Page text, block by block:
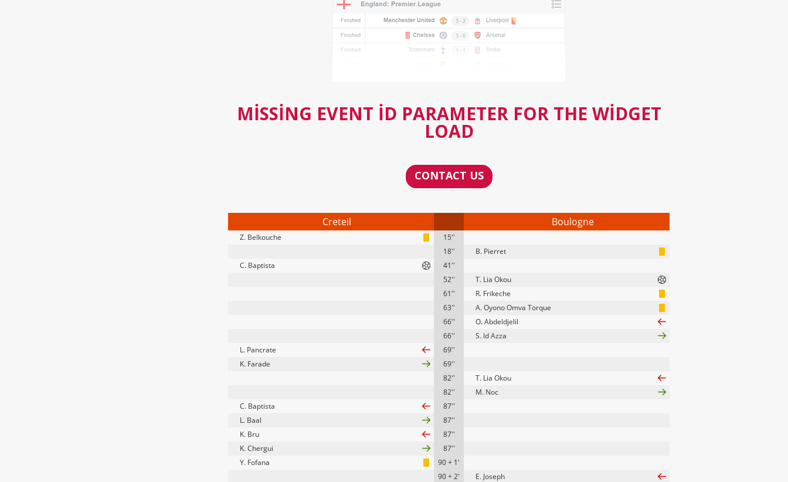
MISSING EVENT ID PARAMETER FOR THE WIDGET
LOAD
CONTACT US
Creteil Boulogne
Z. Belkouche
15''
18''
B. Pierret
C. Baptista
41''
52''
T. Lia Okou
61''
R. Frikeche
63''
A. Oyono Omva Torque
66''
O. Abdeldjelil
66''
S. Id Azza
L. Pancrate
69''
K. Farade
69''
82''
T. Lia Okou
82''
M. Noc
C. Baptista
87''
L. Baal
87''
K. Bru
87''
K. Chergui
87''
Y. Fofana
90 + 1'
90 + 2'
E. Joseph